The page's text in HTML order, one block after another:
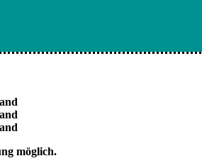
möglich.